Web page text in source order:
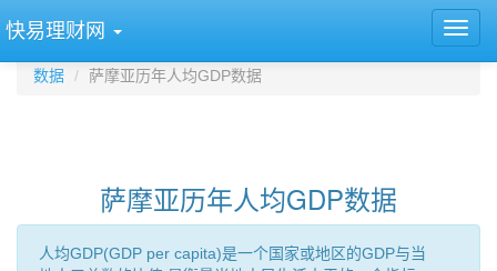
快易理财网
数据 萨摩亚历年人均GDP数据
萨摩亚历年人均GDP数据
人均GDP(GDP per capita)是一个国家或地区的GDP与当